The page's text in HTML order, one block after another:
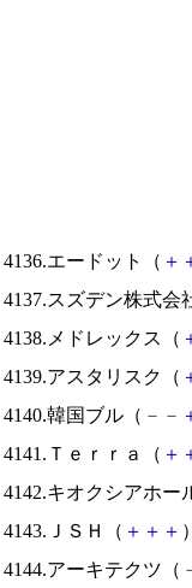
4136.エードット（ ＋
4137.スズデン株式会
4138.メドレックス（
4139.アスタリスク（
4140.韓国ブル（ － －
4141.Ｔｅｒｒａ（ ＋
4142.キオクシアホー
4143.ＪＳＨ（ ＋ ＋ ＋
4144.アーキテクツ（